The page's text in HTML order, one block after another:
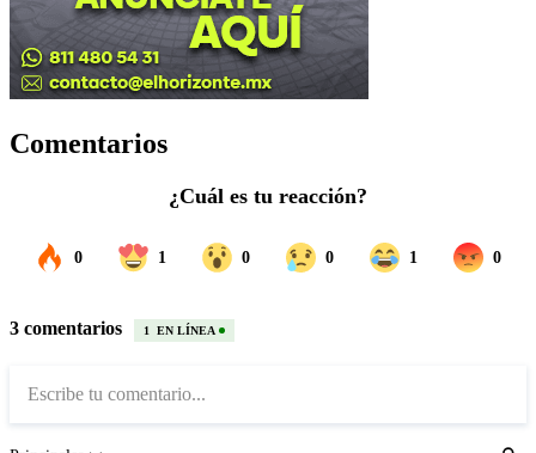
Comentarios